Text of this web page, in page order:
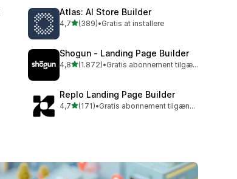
Atlas: AI Store Builder
4,7ud af 5 stjerner
(389)
389 anmeldelser i alt
•Gratis at installere
Shogun ‑ Landing Page Builder
4,8ud af 5 stjerner
(1.872)
1872 anmeldelser i alt
• Gratis abonnement tilgængeligt
Replo Landing Page Builder
4,7ud af 5 stjerner
(171)
171 anmeldelser i alt
• Gratis abonnement tilgængeligt